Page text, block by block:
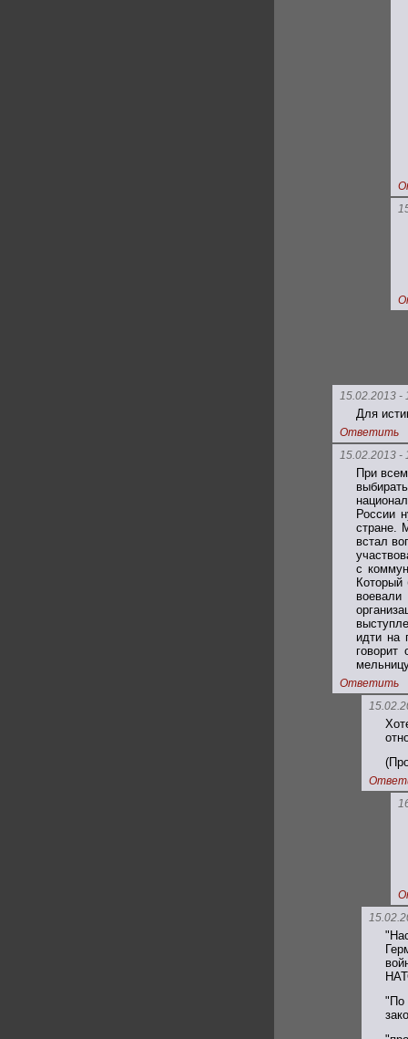
15.02.2013 -
Для
Ответить
15.02.2013 -
При
России
стране.
встал
с
воевали
идти на
Ответить
"По